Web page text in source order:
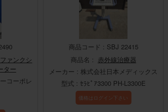
ァンクシ
ター
コーポレ
商品コード : SBJ 22415
商品名 : 赤外線治療器
メーカー : 株式会社日本メディックス
型式 : ｾﾗﾋﾟｱ3300 PH-L3300E
価格はログイン下さい